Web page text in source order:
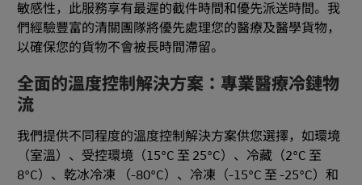
敏感性，此服務享有最遲的截件時間和優先派送時間。我
們經驗豐富的清關團隊將優先處理您的醫療及醫學貨物，
以確保您的貨物不會被長時間滯留。
全面的溫度控制解決方案：專業醫療冷鏈物
流
我們提供不同程度的溫度控制解決方案供您選擇，如環境
（室溫）、受控環境（15°C 至 25°C）、冷藏（2°C 至
8°C）、乾冰冷凍 （-80°C）、冷凍（-15°C 至 -25°C）和